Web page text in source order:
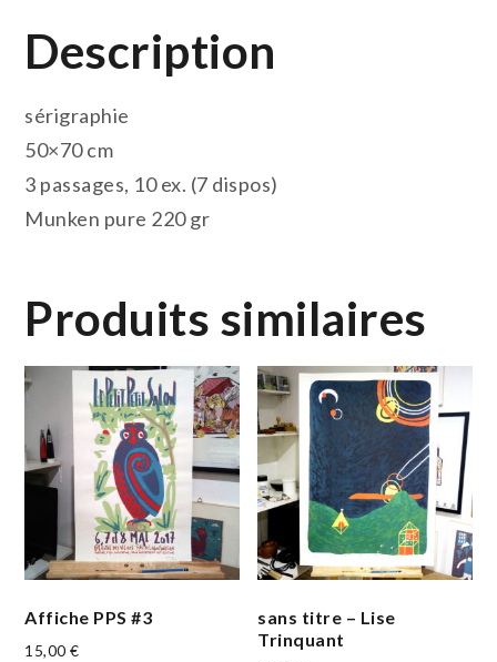
Description
sérigraphie
50×70 cm
3 passages, 10 ex. (7 dispos)
Munken pure 220 gr
Produits similaires
Affiche PPS #3
15,00€
sans titre – Lise
Trinquant